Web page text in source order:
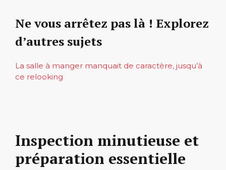
Ne vous arrêtez pas là ! Explorez
d’autres sujets
La salle à manger manquait de caractère, jusqu’à
ce relooking
Inspection minutieuse et
préparation essentielle